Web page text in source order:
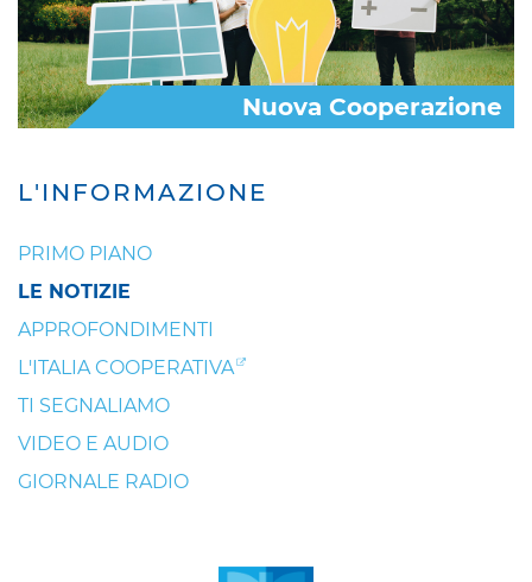
L'INFORMAZIONE
PRIMO PIANO
LE NOTIZIE
APPROFONDIMENTI
L'ITALIA COOPERATIVA
TI SEGNALIAMO
VIDEO E AUDIO
GIORNALE RADIO
Nuova Cooperazione